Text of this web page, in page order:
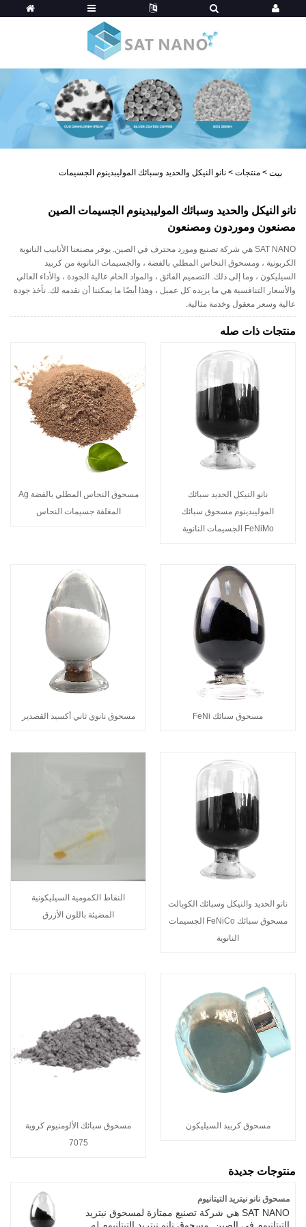
بيت > منتجات > نانو النيكل والحديد وسبائك الموليبدينوم الجسيمات
نانو النيكل والحديد وسبائك الموليبدينوم الجسيمات الصين
مصنعون وموردون ومصنعون
SAT NANO هي شركة تصنيع ومورد محترف في الصين. يوفر مصنعنا الأنابيب النانوية
الكربونية ، ومسحوق النحاس المطلي بالفضة ، والجسيمات النانوية من كربيد
السيليكون ، وما إلى ذلك. التصميم الفائق ، والمواد الخام عالية الجودة ، والأداء العالي
والأسعار التنافسية هي ما يريده كل عميل ، وهذا أيضًا ما يمكننا أن نقدمه لك. نأخذ جودة
عالية وسعر معقول وخدمة مثالية.
منتجات ذات صله
نانو النيكل الحديد سبائك
الموليبدينوم مسحوق سبائك
FeNiMo الجسيمات النانوية
مسحوق النحاس المطلي بالفضة Ag
المغلفة جسيمات النحاس
مسحوق سبائك FeNi مسحوق نانوي ثاني أكسيد القصدير
نانو الحديد والنيكل وسبائك الكوبالت
مسحوق سبائك FeNiCo الجسيمات
النانوية
النقاط الكمومية السيليكونية
المضيئة باللون الأزرق
مسحوق كربيد السيليكون
مسحوق سبائك الألومنيوم كروية
7075
منتوجات جديدة
مسحوق نانو نيتريد التيتانيوم
SAT NANO هي شركة تصنيع ممتازة لمسحوق نيتريد
التيتانيوم في الصين. مسحوق نانو نيتريد التيتانيوم له